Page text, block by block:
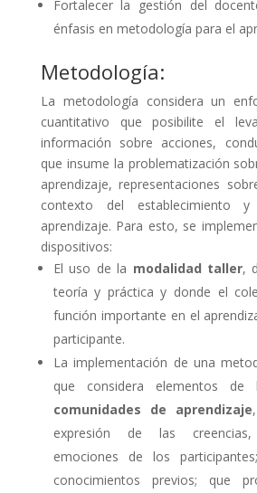
Fortalecer la gestión del
énfasis en metodología para el
Metodología:
La metodología considera un
cuantitativo que posibilite el
información sobre acciones,
que insume la problematización
aprendizaje, representaciones
contexto del establecimiento y
aprendizaje. Para esto, se
dispositivos:
El uso de la modalidad taller,
teoría y práctica y donde el
función importante en el
participante.
La implementación de una
que considera elementos
comunidades de aprendizaje
expresión de las
emociones de los
conocimientos previos; que